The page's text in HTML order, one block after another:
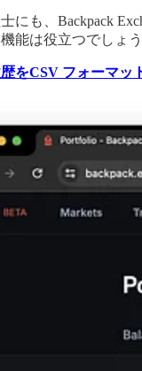
にも、Backpack
能は役立つでしょ
をCSV フォーマッ